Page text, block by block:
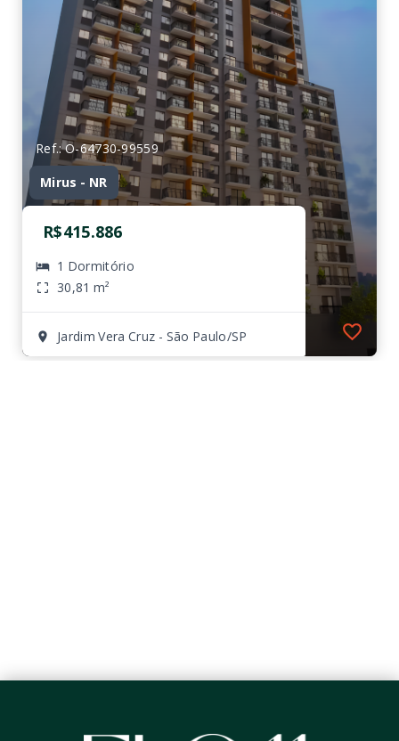
Ref.: O-64730-99559
Mirus - NR
R$415.886
1 Dormitório
30,81 m²
Jardim Vera Cruz - São Paulo/SP